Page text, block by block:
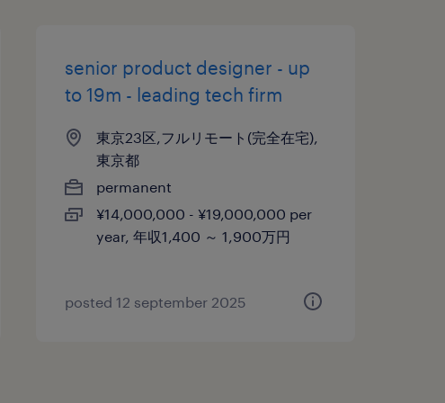
senior product designer - up
to 19m - leading tech firm
東京23区,フルリモート(完全在宅),
東京都
permanent
¥14,000,000 - ¥19,000,000 per
year, 年収1,400 ～ 1,900万円
posted 12 september 2025